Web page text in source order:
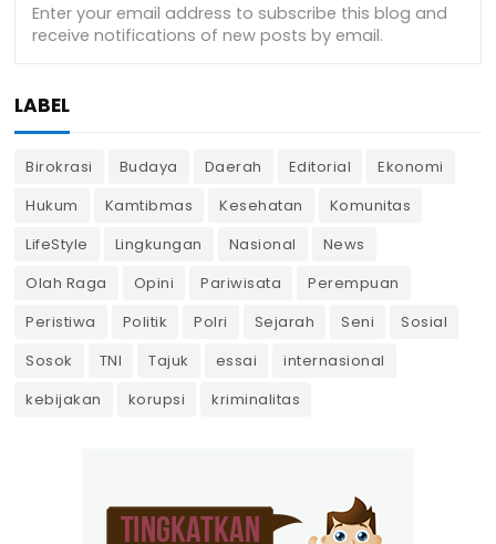
LABEL
Birokrasi Budaya Daerah Editorial
Ekonomi
Hukum
Kamtibmas Kesehatan
Komunitas
LifeStyle
Lingkungan Nasional
News
Olah Raga
Opini Pariwisata
Perempuan
Peristiwa
Politik Polri Sejarah Seni
Sosial
Sosok
TNI Tajuk essai
internasional
kebijakan
korupsi kriminalitas